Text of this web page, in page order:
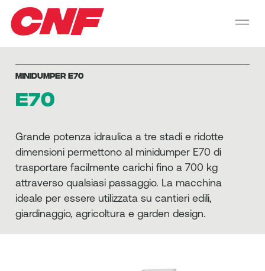
CNF
MINIDUMPER E70
E70
Grande potenza idraulica a tre stadi e ridotte
dimensioni permettono al minidumper E70 di
trasportare facilmente carichi fino a 700 kg
attraverso qualsiasi passaggio. La macchina
ideale per essere utilizzata su cantieri edili,
giardinaggio, agricoltura e garden design.